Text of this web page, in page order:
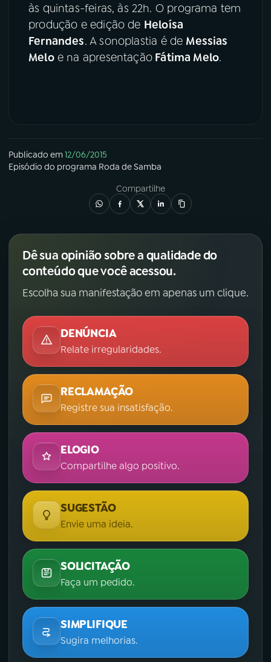
às quintas-feiras, às 22h. O programa tem
produção e edição de Heloísa
Fernandes. A sonoplastia é de Messias
Meloe na apresentaçãoFátima Melo.
Publicado em12/06/2015
Episódio do programa Roda de Samba
Compartilhe
Dê sua opinião sobre a qualidade do
conteúdo que você acessou.
Escolha sua manifestação em apenas um clique.
DENÚNCIA
Relate irregularidades.
RECLAMAÇÃO
Registre sua insatisfação.
ELOGIO
Compartilhe algo positivo.
SUGESTÃO
Envie uma ideia.
SOLICITAÇÃO
Faça um pedido.
SIMPLIFIQUE
Sugira melhorias.